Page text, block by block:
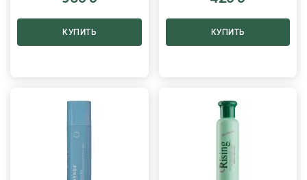
КУПИТЬ КУПИТЬ